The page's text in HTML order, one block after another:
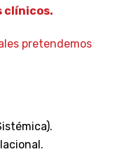
clínicos.
pretendemos